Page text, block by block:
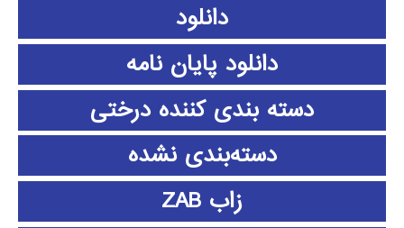
دانلود
دانلود پايان نامه
دسته بندی کننده درختی
دسته‌بندی نشده
زاب ZAB